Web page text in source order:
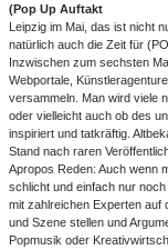
(Pop Up Auftakt
Leipzig im Mai, das ist nicht
natürlich auch die Zeit für
Inzwischen zum sechsten
Webportale,
versammeln. Man wird viele
oder vielleicht auch ob des
inspiriert und tatkräftig.
Stand nach raren
Apropos Reden: Auch wenn
schlicht und einfach nur
mit zahlreichen Experten auf
und Szene stellen und
Popmusik oder